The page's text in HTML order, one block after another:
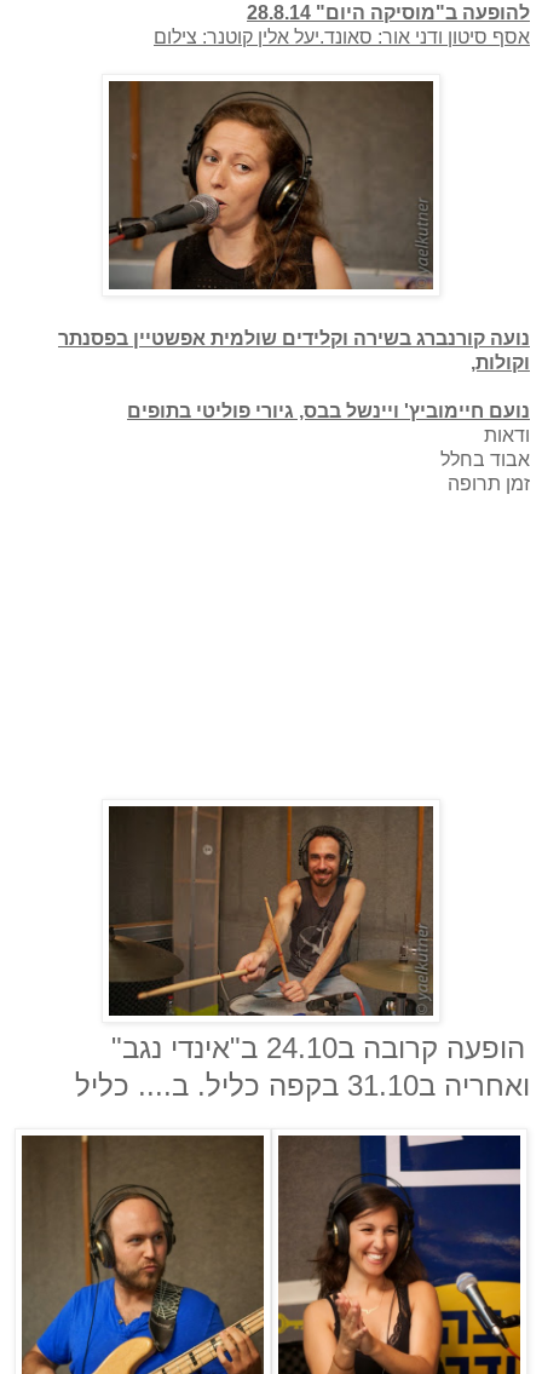
להופעה ב"מוסיקה היום" 28.8.14
אסף סיטון ודני אור: סאונד.יעל אלין קוטנר: צילום
נועה קורנברג בשירה וקלידים שולמית אפשטיין בפסנתר
וקולות,
נועם חיימוביץ' ויינשל בבס, גיורי פוליטי בתופים
ודאות
אבוד בחלל
זמן תרופה
הופעה קרובה ב24.10 ב"אינדי נגב"
ואחריה ב31.10 בקפה כליל. ב.... כליל